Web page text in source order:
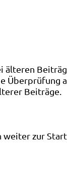
Überprüfung
Beiträge.
weiter zur